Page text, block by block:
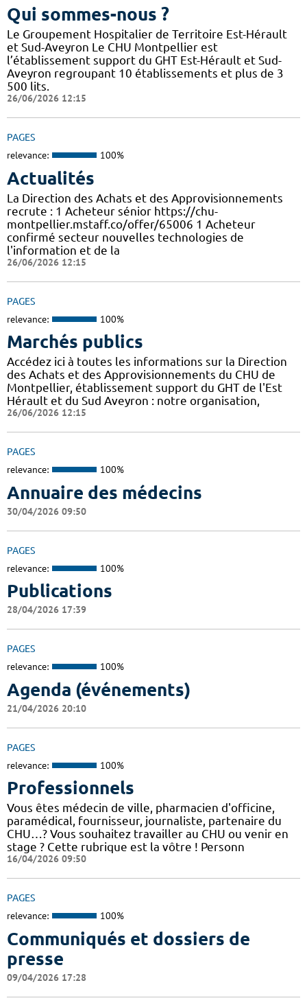
Qui sommes-nous ?
Le Groupement Hospitalier de Territoire Est-Hérault
et Sud-Aveyron Le CHU Montpellier est
l’établissement support du GHT Est-Hérault et Sud-
Aveyron regroupant 10 établissements et plus de 3
500 lits.
26/06/2026 12:15
PAGES
relevance: 100%
Actualités
La Direction des Achats et des Approvisionnements
recrute : 1 Acheteur sénior https://chu-
montpellier.mstaff.co/offer/65006 1 Acheteur
confirmé secteur nouvelles technologies de
l'information et de la
26/06/2026 12:15
PAGES
relevance: 100%
Marchés publics
Accédez ici à toutes les informations sur la Direction
des Achats et des Approvisionnements du CHU de
Montpellier, établissement support du GHT de l'Est
Hérault et du Sud Aveyron : notre organisation,
26/06/2026 12:15
PAGES
relevance: 100%
Annuaire des médecins
30/04/2026 09:50
PAGES
relevance: 100%
Publications
28/04/2026 17:39
PAGES
relevance: 100%
Agenda (événements)
21/04/2026 20:10
PAGES
relevance: 100%
Professionnels
Vous êtes médecin de ville, pharmacien d'officine,
paramédical, fournisseur, journaliste, partenaire du
CHU…? Vous souhaitez travailler au CHU ou venir en
stage ? Cette rubrique est la vôtre ! Personn
16/04/2026 09:50
PAGES
relevance: 100%
Communiqués et dossiers de
presse
09/04/2026 17:28